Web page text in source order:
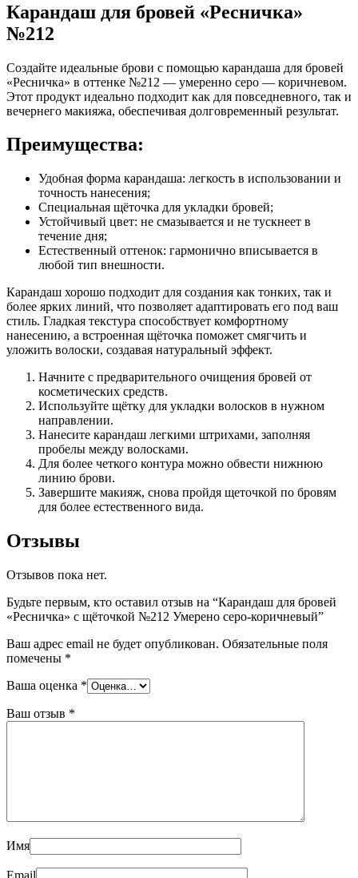
Карандаш для бровей «Ресничка»
№212
Создайте идеальные брови с помощью карандаша для бровей
«Ресничка» в оттенке №212 — умеренно серо — коричневом.
Этот продукт идеально подходит как для повседневного, так и
вечернего макияжа, обеспечивая долговременный результат.
Преимущества:
Удобная форма карандаша: легкость в использовании и
точность нанесения;
Специальная щёточка для укладки бровей;
Устойчивый цвет: не смазывается и не тускнеет в
течение дня;
Естественный оттенок: гармонично вписывается в
любой тип внешности.
Карандаш хорошо подходит для создания как тонких, так и
более ярких линий, что позволяет адаптировать его под ваш
стиль. Гладкая текстура способствует комфортному
нанесению, а встроенная щёточка поможет смягчить и
уложить волоски, создавая натуральный эффект.
Начните с предварительного очищения бровей от
косметических средств.
Используйте щётку для укладки волосков в нужном
направлении.
Нанесите карандаш легкими штрихами, заполняя
пробелы между волосками.
Для более четкого контура можно обвести нижнюю
линию брови.
Завершите макияж, снова пройдя щеточкой по бровям
для более естественного вида.
Отзывы
Отзывов пока нет.
Будьте первым, кто оставил отзыв на “Карандаш для бровей
«Ресничка» с щёточкой №212 Умерено серо-коричневый”
Ваш адрес email не будет опубликован. Обязательные поля
помечены *
Ваша оценка *
Ваш отзыв *
Имя